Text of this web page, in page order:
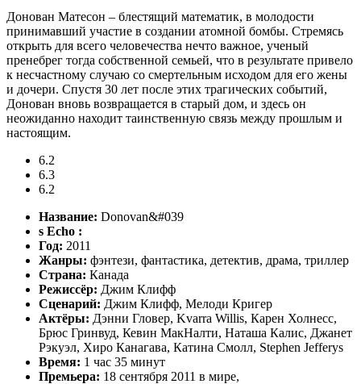
Донован Матесон – блестящий математик, в молодости
принимавший участие в создании атомной бомбы. Стремясь
открыть для всего человечества нечто важное, ученый
пренебрег тогда собственной семьей, что в результате привело
к несчастному случаю со смертельным исходом для его жены
и дочери. Спустя 30 лет после этих трагических событий,
Донован вновь возвращается в старый дом, и здесь он
неожиданно находит таинственную связь между прошлым и
настоящим.
6.2
6.3
6.2
Название: Donovan&#039
s Echo :
Год: 2011
Жанры: фэнтези, фантастика, детектив, драма, триллер
Страна: Канада
Режиссёр: Джим Клифф
Сценарий: Джим Клифф, Мелоди Кригер
Актёры: Дэнни Гловер, Kvarra Willis, Карен Холнесс,
Брюс Гринвуд, Кевин МакНалти, Наташа Калис, Джанет
Рэкуэл, Хиро Канагава, Катина Смолл, Stephen Jefferys
Время: 1 час 35 минут
Премьера: 18 сентября 2011 в мире,